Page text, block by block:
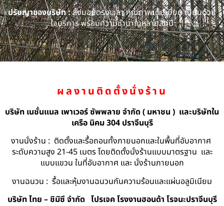
ปรัชญาของบริษัท :ส่งมอบตรงเวลา คุณภาพเต็มเยี่ยม เปี่ยมด้วย
ใจบริการ พร้อมความชำนาญหลายสิบปี
ผลงานติดตั้งนั่งร้าน
บริษัท เนชั่นแนล เพาเวอร์ ซัพพลาย จำกัด ( มหาชน ) และบริษัทใน
เครือ นิคม 304 ปราจีนบุรี
งานนั่งร้าน : ติดตั้งและรื้อถอนทั้งภายนอกและในพื้นที่อับอากาศ
ระดับความสูง 21-45 เมตร โดยติดตั้งนั่งร้านแบบมาตรฐาน และ
แบบแขวน ในที่อับอากาศ และ นั่งร้านภายนอก
งานฉนวน : รื้อและหุ้มงานฉนวนกันความร้อนและแผ่นอลูมิเนียม
บริษัท ไทย – ชิมิซึ จำกัด โปรเจค โรงงานฮอนด้า โรจนะปราจีนบุรี